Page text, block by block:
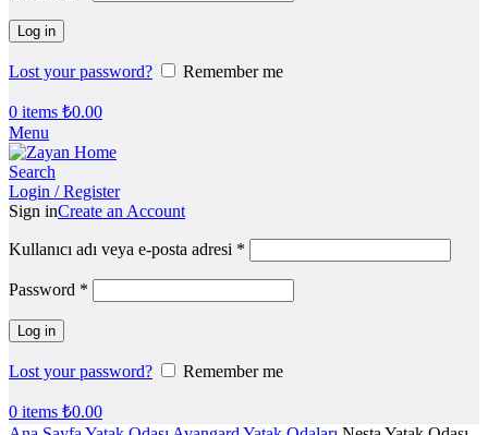
Log in
Lost your password? Remember me
0 items ₺0.00
Menu
Search
Login / Register
Sign inCreate an Account
Kullanıcı adı veya e-posta adresi *
Password *
Log in
Lost your password? Remember me
0 items ₺0.00